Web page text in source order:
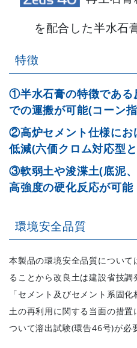
を配合した半水石
特徴
①半水石膏の特徴である
での運搬が可能(コーン
②高炉セメント仕様にお
低減(六価クロム対応型
③軟弱土や浚渫土(底泥
高強度の硬化反応が可能
環境安全品質
本製品の環境安全品質につい
ることから改良土は建設省技
「セメント及びセメント系固
土の再利用に関する当面の措
ついて溶出試験(環告46号)が必